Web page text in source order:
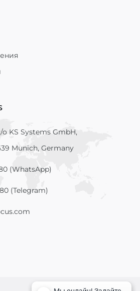
KS Systems GmbH,
Munich, Germany
(WhatsApp)
(Telegram)